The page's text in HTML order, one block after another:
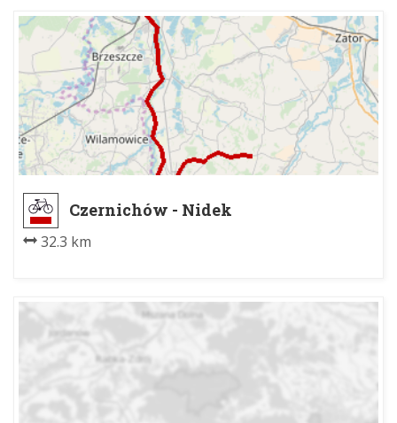
Czernichów - Nidek
32.3 km